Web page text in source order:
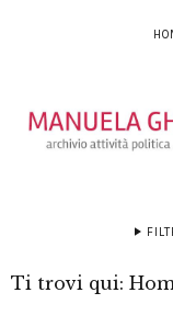
Ti trovi qui: